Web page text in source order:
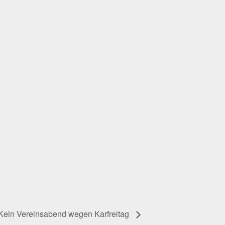
Vereinsabend wegen Karfreitag